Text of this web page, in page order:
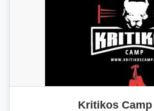
Kritikos Camp